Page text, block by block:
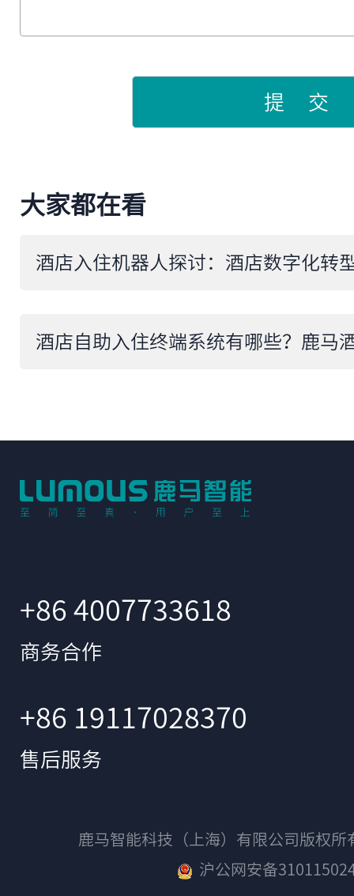
提 交
大家都在看
+86 4007733618
商务合作
+86 19117028370
售后服务
鹿马智能科技（上海）有限公司版权
沪公网安备